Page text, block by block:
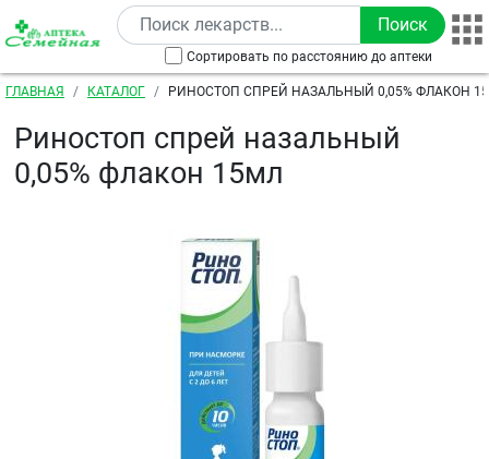
Перейти к основному содержанию
Сортировать по расстоянию до аптеки
Строка навигации
ГЛАВНАЯ КАТАЛОГ РИНОСТОП СПРЕЙ НАЗАЛЬНЫЙ 0,05% ФЛАКОН
Риностоп спрей назальный
0,05% флакон 15мл